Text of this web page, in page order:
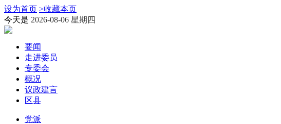
设为首页 >收藏本页
今天是 2026-08-06 星期四
要闻
走进委员
专委会
概况
议政建言
区县
党派